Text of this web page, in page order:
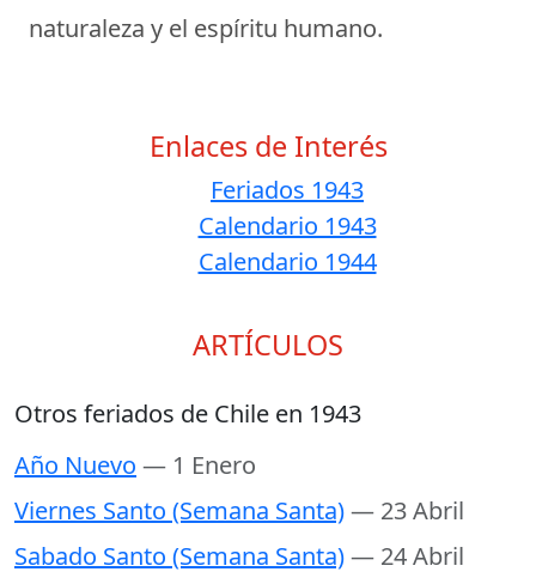
naturaleza y el espíritu humano.
Enlaces de Interés
Feriados 1943
Calendario 1943
Calendario 1944
ARTÍCULOS
Otros feriados de Chile en 1943
Año Nuevo — 1 Enero
Viernes Santo (Semana Santa)— 23 Abril
Sabado Santo (Semana Santa)— 24 Abril